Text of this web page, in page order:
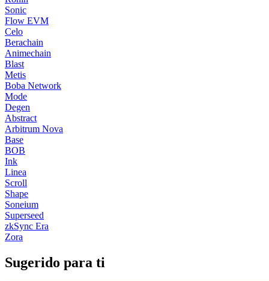
Sonic
Flow EVM
Celo
Berachain
Animechain
Blast
Metis
Boba Network
Mode
Degen
Abstract
Arbitrum Nova
Base
BOB
Ink
Linea
Scroll
Shape
Soneium
Superseed
zkSync Era
Zora
Sugerido para ti